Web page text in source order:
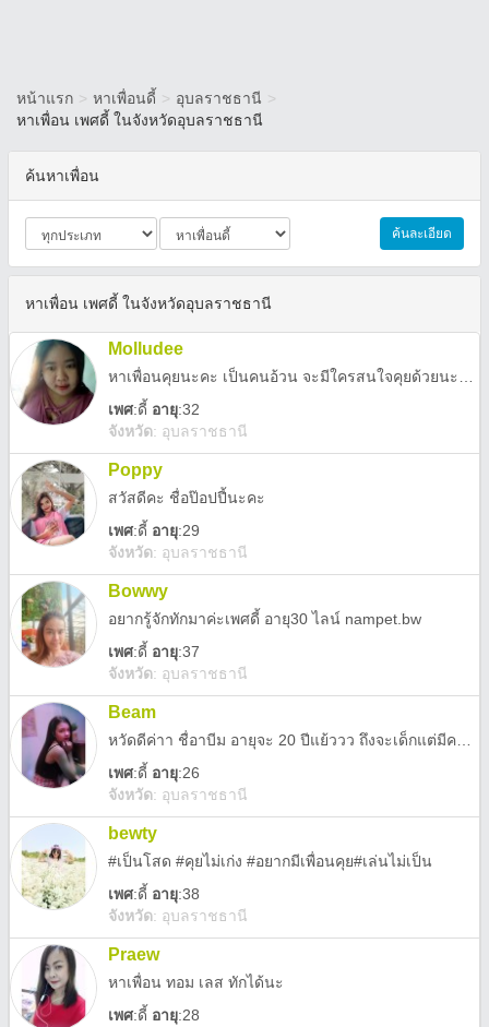
หน้าแรก > หาเพื่อนดี้ > อุบลราชธานี >
หาเพื่อน เพศดี้ ในจังหวัดอุบลราชธานี
ค้นหาเพื่อน
ค้นละเอียด
หาเพื่อน เพศดี้ ในจังหวัดอุบลราชธานี
Molludee
เพศ:ดี้ อายุ:32
จังหวัด: อุบลราชธานี
Poppy
สวัสดีคะ ชื่อป๊อปปี้นะคะ
เพศ:ดี้ อายุ:29
จังหวัด: อุบลราชธานี
Bowwy
อยากรู้จักทักมาค่ะเพศดี้ อายุ30 ไลน์ nampet.bw
เพศ:ดี้ อายุ:37
จังหวัด: อุบลราชธานี
Beam
เพศ:ดี้ อายุ:26
จังหวัด: อุบลราชธานี
bewty
#เป็นโสด #คุยไม่เก่ง #อยากมีเพื่อนคุย#เล่นไม่เป็น
เพศ:ดี้ อายุ:38
จังหวัด: อุบลราชธานี
Praew
หาเพื่อน ทอม เลส ทักได้นะ
เพศ:ดี้ อายุ:28